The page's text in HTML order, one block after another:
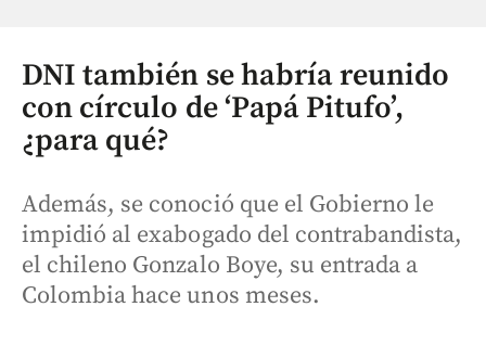
DNI también se habría reunido
con círculo de ‘Papá Pitufo’,
¿para qué?
Además, se conoció que el Gobierno le
impidió al exabogado del contrabandista,
el chileno Gonzalo Boye, su entrada a
Colombia hace unos meses.